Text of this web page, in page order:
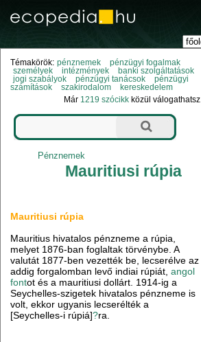
Témakörök: pénznemek
pénzügyi fogalmak
személyek
intézmények
banki szolgáltatások
jogi szabályok
pénzügyi tanácsok
pénzügyi
számítások
szakirodalom
kereskedelem
Már 1219 szócikk közül válogathatsz.
Pénznemek
Mauritiusi rúpia
Mauritiusi rúpia
Mauritius hivatalos pénzneme a rúpia,
melyet 1876-ban foglaltak törvénybe. A
valutát 1877-ben vezették be, lecserélve az
addig forgalomban levő indiai rúpiát,angol
fontot és a mauritiusi dollárt. 1914-ig a
Seychelles-szigetek hivatalos pénzneme is
volt, ekkor ugyanis lecserélték a
[Seychelles-i rúpiá]?ra.